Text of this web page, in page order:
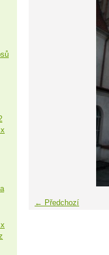
← Předchozí